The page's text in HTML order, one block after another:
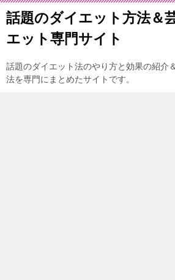
話題のダイエット方法＆
エット専門サイト
話題のダイエット法のやり方と効果の紹介
法を専門にまとめたサイトです。